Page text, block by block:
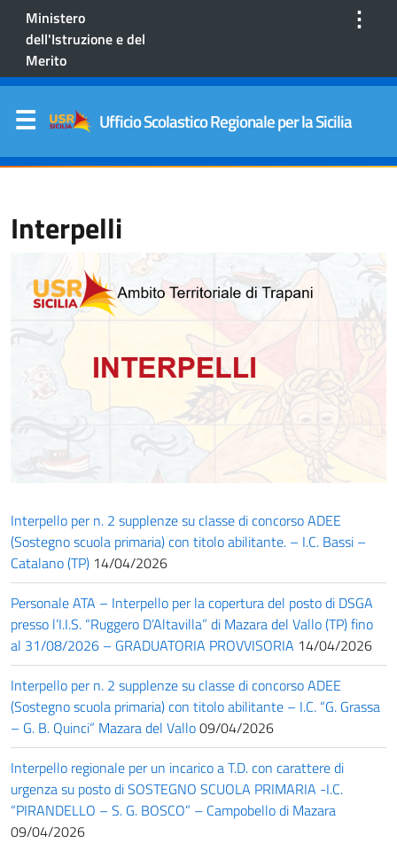
Ministero
dell'Istruzione e del
Merito
⋮
Ufficio Scolastico Regionale per la Sicilia
Interpelli
Interpello per n. 2 supplenze su classe di concorso ADEE
(Sostegno scuola primaria) con titolo abilitante. – I.C. Bassi –
Catalano (TP) 14/04/2026
Personale ATA – Interpello per la copertura del posto di DSGA
presso l’I.I.S. “Ruggero D’Altavilla” di Mazara del Vallo (TP) fino
al 31/08/2026 – GRADUATORIA PROVVISORIA 14/04/2026
Interpello per n. 2 supplenze su classe di concorso ADEE
(Sostegno scuola primaria) con titolo abilitante – I.C. “G. Grassa
– G. B. Quinci” Mazara del Vallo09/04/2026
Interpello regionale per un incarico a T.D. con carattere di
urgenza su posto di SOSTEGNO SCUOLA PRIMARIA -I.C.
“PIRANDELLO – S. G. BOSCO” – Campobello di Mazara
09/04/2026